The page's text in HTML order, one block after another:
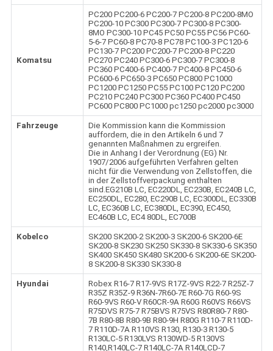
Komatsu
PC200 PC200-6 PC200-7 PC200-8 PC200-8MO
PC200-10 PC300 PC300-7 PC300-8 PC300-
8MO PC300-10 PC45 PC50 PC55 PC56 PC60-
5-6-7 PC60-8 PC70-8 PC78 PC100-3 PC120-6
PC130-7 PC200 PC200-7 PC200-8 PC220
PC270 PC240 PC300-6 PC300-7 PC300-8
PC360 PC400-6 PC400-7 PC400-8 PC450-6
PC600-6 PC650-3 PC650 PC800 PC1000
PC1200 PC1250 PC55 PC100 PC120 PC200
PC210 PC240 PC300 PC360 PC400 PC450
PC600 PC800 PC1000 pc1250 pc2000 pc3000
Fahrzeuge
Die Kommission kann die Kommission
auffordern, die in den Artikeln 6 und 7
genannten Maßnahmen zu ergreifen.
Die in Anhang I der Verordnung (EG) Nr.
1907/2006 aufgeführten Verfahren gelten
nicht für die Verwendung von Zellstoffen, die
in der Zellstoffverpackung enthalten
sind.EG210B LC, EC220DL, EC230B, EC240B LC,
EC250DL, EC280, EC290B LC, EC300DL, EC330B
LC, EC360B LC, EC380DL, EC390, EC450,
EC460B LC, EC4 80DL, EC700B
Kobelco
SK200 SK200-2 SK200-3 SK200-6 SK200-6E
SK200-8 SK230 SK250 SK330-8 SK330-6 SK350
SK400 SK450 SK480 SK200-6 SK200-6E SK200-
8 SK200-8 SK330 SK330-8
Hyundai
Robex R16-7 R17-9VS R17Z-9VS R22-7 R25Z-7
R35Z R35Z-9 R36N-7R60-7E R60-7G R60-9S
R60-9VS R60-V R60CR-9A R60G R60VS R66VS
R75DVS R75-7 R75BVS R75VS R80R80-7 R80-
7B R80-8B R80-9B R80-9H R80G R110-7 R110D-
7 R110D-7A R110VS R130, R130-3 R130-5
R130LC-5 R130LVS R130WD-5 R130VS
R140,R140LC-7 R140LC-7A R140LCD-7